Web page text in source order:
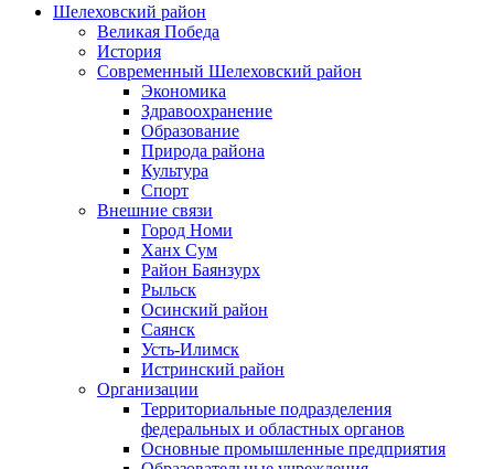
Шелеховский район
Великая Победа
История
Современный Шелеховский район
Экономика
Здравоохранение
Образование
Природа района
Культура
Спорт
Внешние связи
Город Номи
Ханх Сум
Район Баянзурх
Рыльск
Осинский район
Саянск
Усть-Илимск
Истринский район
Организации
Территориальные подразделения
федеральных и областных органов
Основные промышленные предприятия